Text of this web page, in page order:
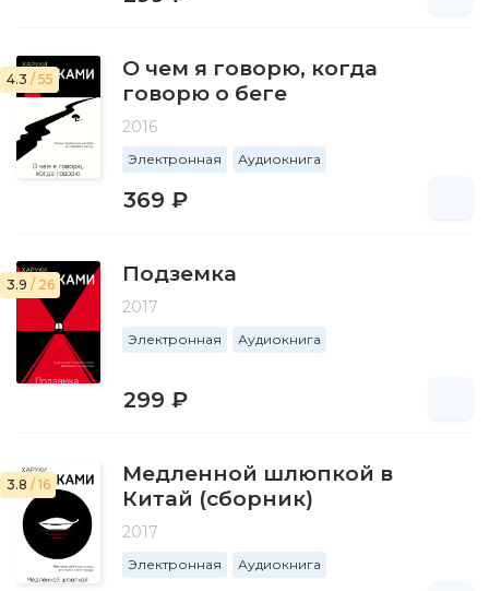
4.3 / 55
О чем я говорю, когда
говорю о беге
2016
Электронная Аудиокнига
369 ₽
3.9 / 26 Подземка
2017
Электронная Аудиокнига
299 ₽
3.8 / 16
Медленной шлюпкой в
Китай (сборник)
2017
Электронная Аудиокнига